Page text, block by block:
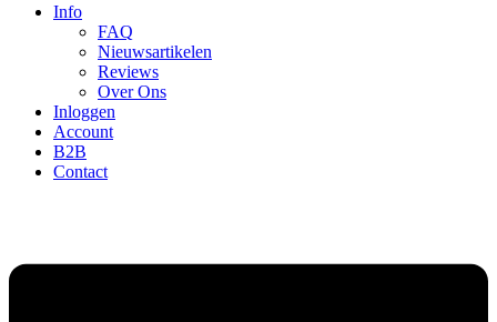
Info
FAQ
Nieuwsartikelen
Reviews
Over Ons
Inloggen
Account
B2B
Contact